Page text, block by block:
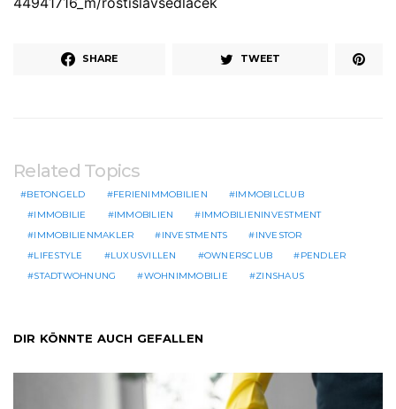
SHARE TWEET
Related Topics
BETONGELD FERIENIMMOBILIEN
IMMOBILCLUB
IMMOBILIE
IMMOBILIEN
IMMOBILIENINVESTMENT
IMMOBILIENMAKLER
INVESTMENTS
INVESTOR
LIFESTYLE
LUXUSVILLEN OWNERSCLUB
PENDLER
STADTWOHNUNG
WOHNIMMOBILIE ZINSHAUS
DIR KÖNNTE AUCH GEFALLEN